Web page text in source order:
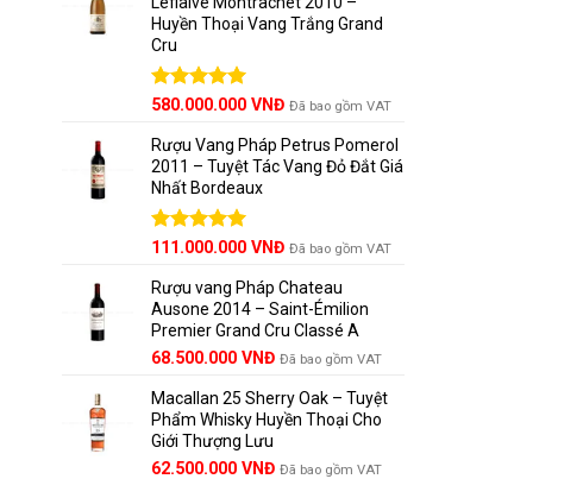
Huyền Thoại Vang Trắng Grand
Cru
Được xếp
5 sao
580.000.000 VNĐ Đã bao gồm VAT
Rượu Vang Pháp Petrus Pomerol
2011 – Tuyệt Tác Vang Đỏ Đắt Giá
Nhất Bordeaux
Được xếp
5 sao
Giá
là:
125.000.000 VNĐ.
111.000.000 VNĐGiá
tại
là:
111.000.000 VNĐ.
Đã bao gồm VAT
Rượu vang Pháp Chateau
Ausone 2014 – Saint-Émilion
Premier Grand Cru Classé A
68.500.000 VNĐ Đã bao gồm VAT
Macallan 25 Sherry Oak – Tuyệt
Phẩm Whisky Huyền Thoại Cho
Giới Thượng Lưu
Giá
62.500.000 VNĐGiá
Đã bao gồm VAT